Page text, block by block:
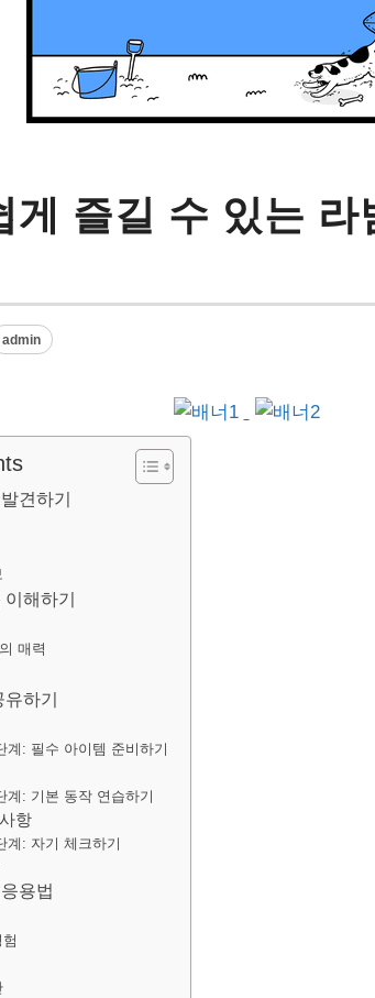
게 즐길 수 있는
admin
견하기
이해하기
매력
유하기
계: 필수 아이템 준비하기
계: 기본 동작 연습하기
항
계: 자기 체크하기
용법